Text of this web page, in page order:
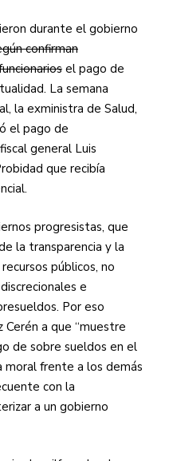
durante el gobierno
confirman
el pago de
La semana
la exministra de Salud,
el pago de
general Luis
que recibía
progresistas, que
la transparencia y la
públicos, no
e
Por eso
a que “muestre
de sobre sueldos en el
moral frente a los demás
con la
a un gobierno